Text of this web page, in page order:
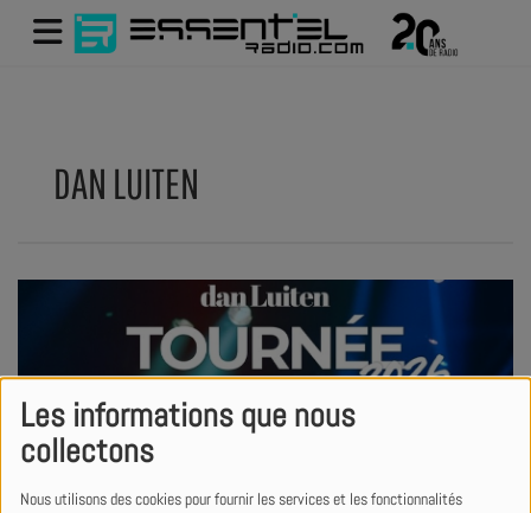
Les informations que nous
collectons
Nous utilisons des cookies pour fournir les services et les fonctionnalités
DAN LUITEN